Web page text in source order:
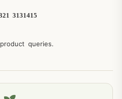
3131415
queries.